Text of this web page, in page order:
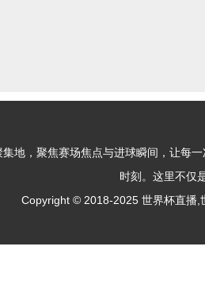
地，聚焦赛场焦点与进球瞬间，让每
时刻。这里不仅
Copyright © 2018-2025 世界杯直播,